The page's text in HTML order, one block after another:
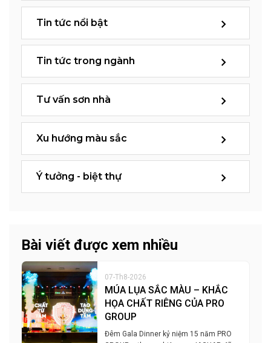
Tin tức nổi bật
Tin tức trong ngành
Tư vấn sơn nhà
Xu hướng màu sắc
Ý tưởng - biệt thự
Bài viết được xem nhiều
07-Th8-2026
MÚA LỤA SẮC MÀU – KHẮC
HỌA CHẤT RIÊNG CỦA PRO
GROUP
Đêm Gala Dinner kỷ niệm 15 năm PRO